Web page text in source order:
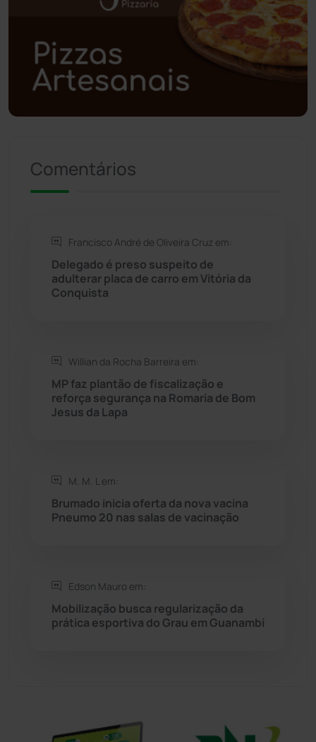
Polícia Militar (28)
Política (03)
Presidente Jânio Qu... (125)
Rio de Contas
Rio do Antônio
Rio do Pires
Sebastião Laranjeiras
Tanhaçu
Tecnologia
Urandi (158)
Comentários
Francisco André de Oliveira Cruz em:
Delegado é preso suspeito de
adulterar placa de carro em Vitória da
Conquista
Willian da Rocha Barreira em:
MP faz plantão de fiscalização e
reforça segurança na Romaria de Bom
Jesus da Lapa
M. M. L em:
Brumado inicia oferta da nova vacina
Pneumo 20 nas salas de vacinação
Edson Mauro em:
Mobilização busca regularização da
prática esportiva do Grau em Guanambi